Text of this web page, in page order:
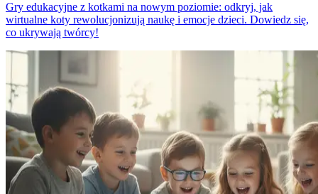
Gry edukacyjne z kotkami na nowym poziomie: odkryj, jak
wirtualne koty rewolucjonizują naukę i emocje dzieci. Dowiedz się,
co ukrywają twórcy!